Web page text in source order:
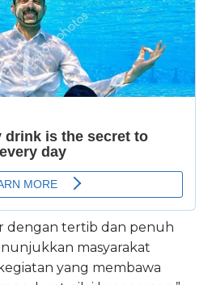
dengan tertib dan penuh
masyarakat
yang membawa